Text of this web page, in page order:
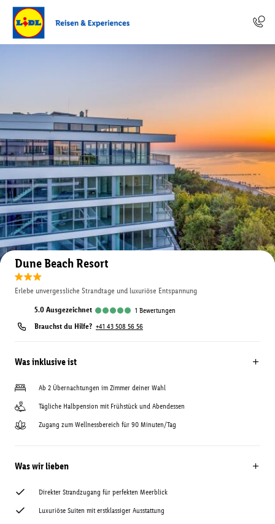
Auf der Karte anzeigen
Dune Beach Resort
Erlebe unvergessliche Strandtage und luxuriöse Entspannung
5.0 ausgezeichnet 1 Bewertungen
Brauchst du Hilfe? +41 43 508 56 56
Was inklusive ist
Ab 2 Übernachtungen im Zimmer deiner Wahl
Tägliche Halbpension mit Frühstück und Abendessen
Zugang zum Wellnessbereich für 90 Minuten/Tag
Was wir lieben
Direkter Strandzugang für perfekten Meerblick
Luxuriöse Suiten mit erstklassiger Ausstattung